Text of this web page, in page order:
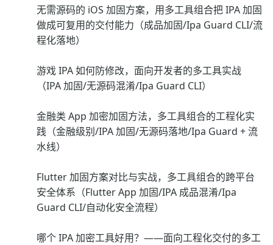
无需源码的 iOS 加固方案，用多工具组合把 IPA 加固
做成可复用的交付能力（成品加固/Ipa Guard CLI/流
程化落地）
游戏 IPA 如何防修改，面向开发者的多工具实战
（IPA 加固/无源码混淆/Ipa Guard CLI）
金融类 App 加密加固方法，多工具组合的工程化实
践（金融级别/IPA 加固/无源码落地/Ipa Guard + 流
水线）
Flutter 加固方案对比与实战，多工具组合的跨平台
安全体系（Flutter App 加固/IPA 成品混淆/Ipa
Guard CLI/自动化安全流程）
哪个 IPA 加密工具好用？——面向工程化交付的多工